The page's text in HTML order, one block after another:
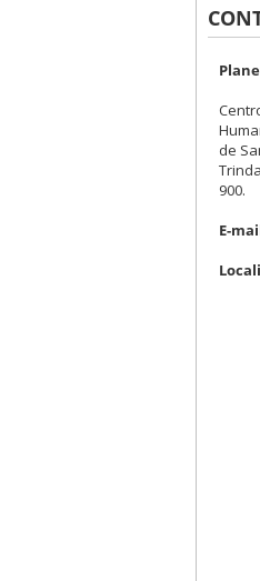
de
900.
E-